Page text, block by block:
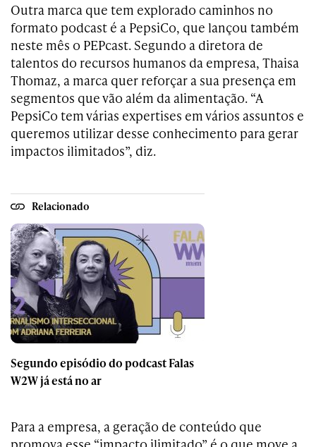
Outra marca que tem explorado caminhos no
formato podcast é a PepsiCo, que lançou também
neste mês o PEPcast. Segundo a diretora de
talentos do recursos humanos da empresa, Thaisa
Thomaz, a marca quer reforçar a sua presença em
segmentos que vão além da alimentação. “A
PepsiCo tem várias expertises em vários assuntos e
queremos utilizar desse conhecimento para gerar
impactos ilimitados”, diz.
Relacionado
Segundo episódio do podcast Falas
W2W já está no ar
Para a empresa, a geração de conteúdo que